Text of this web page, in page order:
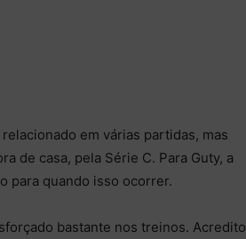
em várias partidas, mas
de casa, pela Série C. Para Guty, a
para quando isso ocorrer.
bastante nos treinos. Acredito